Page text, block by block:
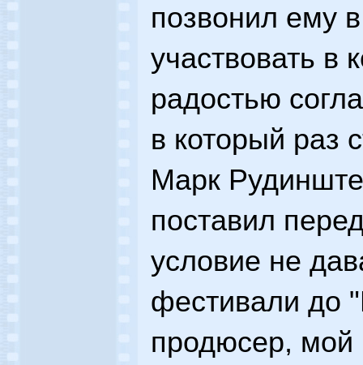
позвонил ему
участвовать в
радостью
в который раз
Марк
поставил
условие не
фестивали до
продюсер, мой